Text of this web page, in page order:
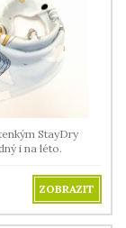
StayDry
i na léto.
ZOBRAZIT